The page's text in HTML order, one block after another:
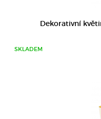
Dekorativní
SKLADEM